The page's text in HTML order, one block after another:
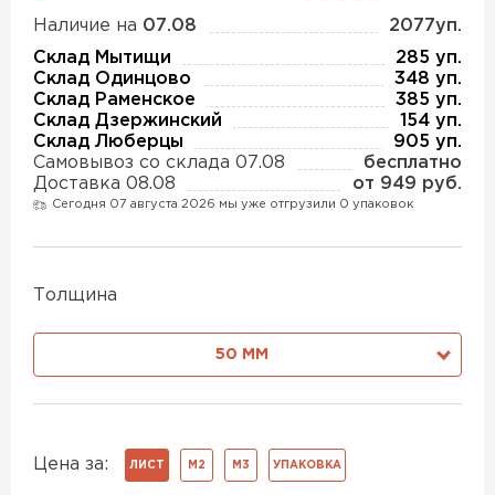
Наличие на 07.08
2077уп.
Склад Мытищи
285 уп.
Склад Одинцово
348 уп.
Склад Раменское
385 уп.
Склад Дзержинский
154 уп.
Склад Люберцы
905 уп.
Самовывоз со склада 07.08
бесплатно
Доставка 08.08
от 949 руб.
Сегодня 07 августа 2026 мы уже отгрузили 0 упаковок
Толщина
50 ММ
Цена за: ЛИСТ М2 М3 УПАКОВКА
Утеплитель Изотек
ПЕРЕЙТИ
Утеплитель Ruspanel
ПЕРЕЙТИ
Утеплитель Юматекс
Утеплитель Теплекс
Утеплитель Дирок
Утеплитель Белтеп
Утеплитель Тизол